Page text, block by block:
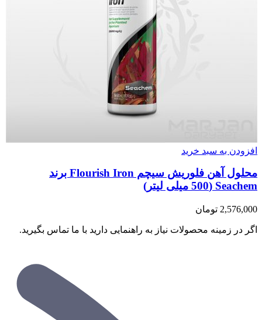
افزودن به سبد خرید
محلول آهن فلوریش سیچم Flourish Iron برند
Seachem (500 میلی لیتر)
2,576,000 تومان
اگر در زمینه محصولات نیاز به راهنمایی دارید با ما تماس بگیرید.